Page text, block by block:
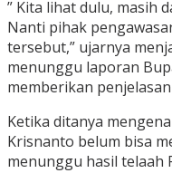
” Kita lihat dulu, masih
Nanti pihak
tersebut,” ujarnya
menunggu laporan
memberikan
Ketika ditanya
Krisnanto belum bisa
menunggu hasil telaah